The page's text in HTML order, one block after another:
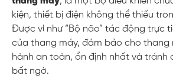
kiện, thiết bị điện không thể thiếu
Được ví như “Bộ não” tác động trực
của thang máy, đảm bảo cho thang
hành an toàn, ổn định nhất và tránh
bất ngờ.